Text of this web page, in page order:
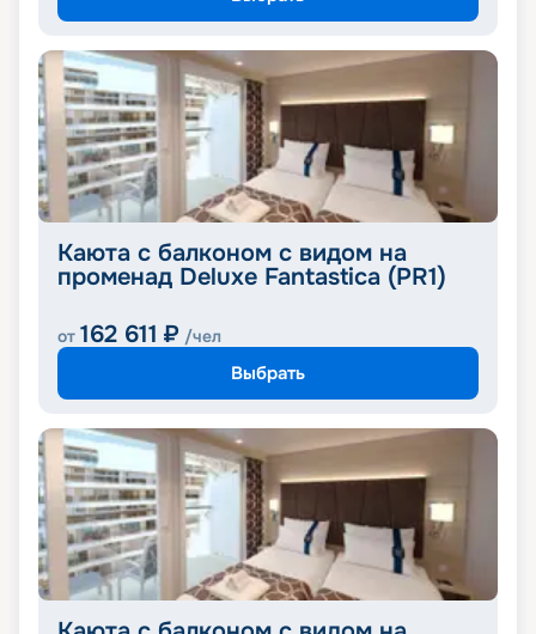
Каюта с балконом с видом на
променад Deluxe Fantastica (PR1)
от 162 611 ₽ /чел
Выбрать